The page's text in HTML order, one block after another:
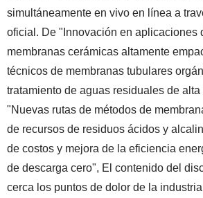
simultáneamente en vivo en línea a
oficial. De "Innovación en aplicaciones
membranas cerámicas altamente
técnicos de membranas tubulares
tratamiento de aguas residuales de
"Nuevas rutas de métodos de
de recursos de residuos ácidos y
de costos y mejora de la eficiencia
de descarga cero", El contenido del
cerca los puntos de dolor de la